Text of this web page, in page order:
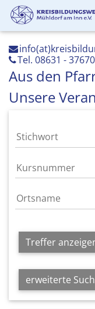
Tel. 08631 - 37670
Aus den
Unsere
Treffer
erweiterte